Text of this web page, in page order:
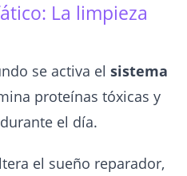
La limpieza
se activa el sistema
proteínas tóxicas y
el día.
el sueño reparador,